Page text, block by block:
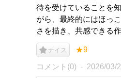
待を受けていることを
がら、最終的にはほっ
さを描き、共感できる作
ナイス ★9
コメント(0) 2026/03/